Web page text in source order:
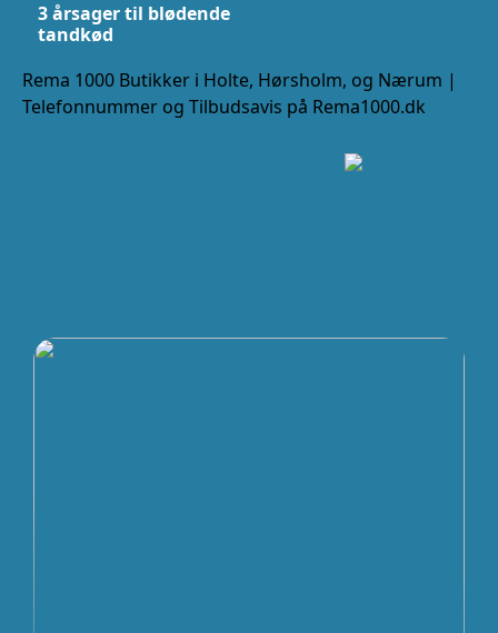
3 årsager til blødende
tandkød
Rema 1000 Butikker i Holte, Hørsholm, og Nærum |
Telefonnummer og Tilbudsavis på Rema1000.dk